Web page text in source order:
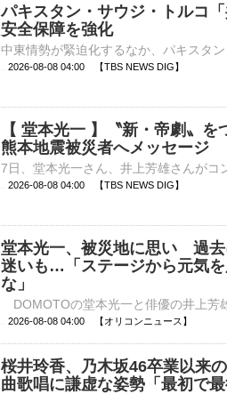
パキスタン・サウジ・トルコ
安全保障を強化
2026-08-08 04:00 【TBS NEWS DIG】
【 堂本光一 】〝新・帝劇〟
熊本地震被災者へメッセージ
2026-08-08 04:00 【TBS NEWS DIG】
堂本光一、被災地に思い 過去
迷いも…「ステージから元気
な」
2026-08-08 04:00 【オリコンニュース】
桜井玲香、乃木坂46卒業以来
曲歌唱に謙虚な姿勢「最初で